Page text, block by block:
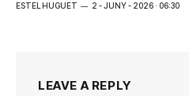
ESTEL HUGUET 2 - JUNY - 2026 · 06:30
LEAVE A REPLY